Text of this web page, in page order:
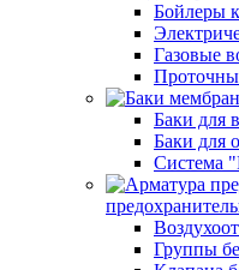
Бойлеры
Газовые
Баки для
Баки для
Система
Группы